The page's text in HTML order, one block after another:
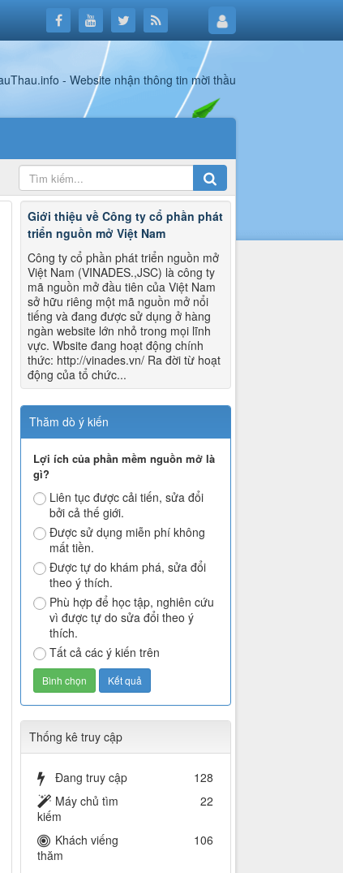
Giới thiệu về Công ty cổ phần phát
triển nguồn mở Việt Nam
Công ty cổ phần phát triển nguồn mở
Việt Nam (VINADES.,JSC) là công ty
mã nguồn mở đầu tiên của Việt Nam
sở hữu riêng một mã nguồn mở nổi
tiếng và đang được sử dụng ở hàng
ngàn website lớn nhỏ trong mọi lĩnh
vực. Wbsite đang hoạt động chính
thức: http://vinades.vn/ Ra đời từ hoạt
động của tổ chức...
Thăm dò ý kiến
Lợi ích của phần mềm nguồn mở là
gì?
Liên tục được cải tiến, sửa đổi
bởi cả thế giới.
Được sử dụng miễn phí không
mất tiền.
Được tự do khám phá, sửa đổi
theo ý thích.
Phù hợp để học tập, nghiên cứu
vì được tự do sửa đổi theo ý
thích.
Tất cả các ý kiến trên
Thống kê truy cập
Đang truy cập
128
Máy chủ tìm
kiếm
22
Khách viếng
thăm
106